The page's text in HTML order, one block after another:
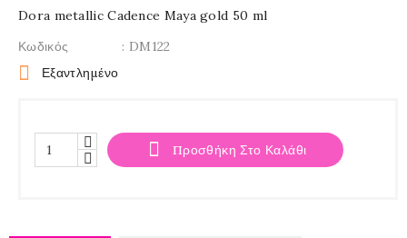
Dora metallic Cadence Maya gold 50 ml
Κωδικός
: DM122
 Εξαντλημένο
 Προσθήκη Στο Καλάθι